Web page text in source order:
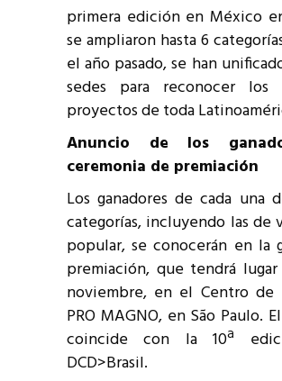
primera edición en México
se ampliaron hasta 6
el año pasado, se han
sedes para reconocer los
proyectos de toda
Anuncio de los
ceremonia de premiación
Los ganadores de cada una
categorías, incluyendo las de
popular, se conocerán en la
premiación, que tendrá
noviembre, en el Centro de
PRO MAGNO, en São Paulo.
coincide con la 10ª
DCD>Brasil.